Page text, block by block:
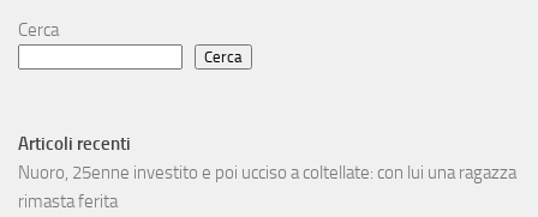
Cerca
Cerca
Articoli recenti
Nuoro, 25enne investito e poi ucciso a coltellate: con lui una ragazza
rimasta ferita